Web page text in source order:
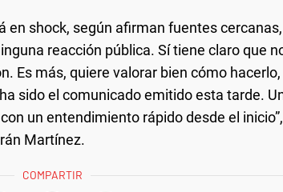
en shock, según afirman fuentes
reacción pública. Sí tiene claro que
Es más, quiere valorar bien cómo hacerlo,
sido el comunicado emitido esta tarde.
un entendimiento rápido desde el
Martínez.
COMPARTIR